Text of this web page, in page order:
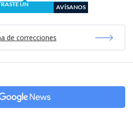
UN
AVÍSANOS
de correcciones